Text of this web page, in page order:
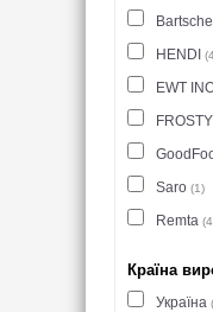
HENDI
EWT
FROSTY
Saro (1)
Remta
Країна
Україна